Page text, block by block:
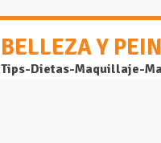
BELLEZA Y
Tips-Dietas-Maquillaje-